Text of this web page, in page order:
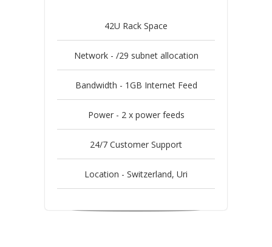
42U Rack Space
Network - /29 subnet allocation
Bandwidth - 1GB Internet Feed
Power - 2 x power feeds
24/7 Customer Support
Location - Switzerland, Uri